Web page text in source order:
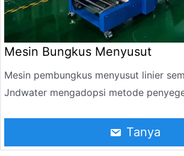
Mesin Bungkus Menyusut
Mesin pembungkus menyusut linier
Jndwater mengadopsi metode
pembungkus film barang. Sangat
industri seperti makanan, bahan kimia
Tanya